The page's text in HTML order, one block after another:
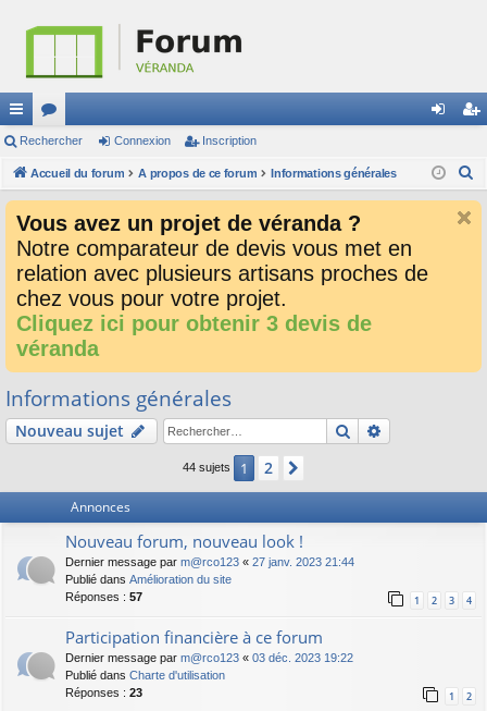
ac
co
ci
or
u
s
ne cri
Rechercher Connexion Inscription
Accueil du forum A propos de ce forum Informations générales
Vous avez un projet de véranda ?
Notre comparateur de devis vous met en
relation avec plusieurs artisans proches de
chez vous pour votre projet.
Cliquez ici pour obtenir 3 devis de
véranda
Informations générales
Nouveau sujet Rechercher
44 sujets 1 2
Annonces
Nouveau forum, nouveau look !
Dernier message par m@rco123 « 27 janv. 2023 21:44
Publié dans Amélioration du site
Réponses : 57 1 2 3 4
Participation financière à ce forum
Dernier message par m@rco123 « 03 déc. 2023 19:22
Publié dans Charte d'utilisation
Réponses : 23 1 2